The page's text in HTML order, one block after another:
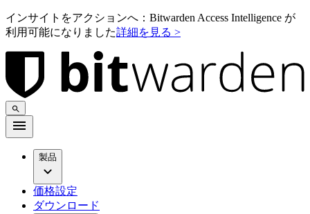
インサイトをアクションへ：Bitwarden Access Intelligence が
利用可能になりました詳細を見る >
製品
価格設定
ダウンロード